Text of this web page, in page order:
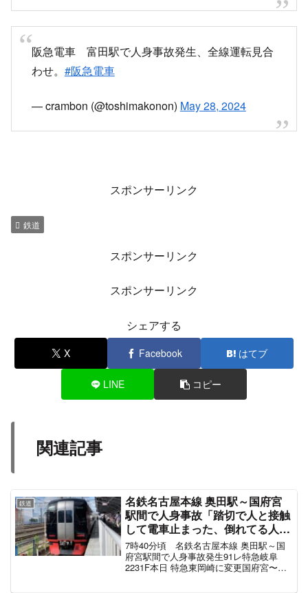
阪急電車 富田駅で人身事故発生、全線運転見合
わせ。 #阪急電車
— crambon (@toshimakonon) May 28, 2024
スポンサーリンク
鉄道
スポンサーリンク
スポンサーリンク
シェアする
X Facebook はてブ
LINE コピー
関連記事
鉄道
名鉄名古屋本線 奥田駅～国府宮
駅間で人身事故「踏切で人と接触
して電車止まった、倒れてる人が
いるみたい」電車遅延8月2日
7時40分頃 名鉄名古屋本線 奥田駅～国
府宮駅間で人身事故発生91レ特急岐阜
2231F本日 特急東岡崎に変更国府宮〜奥